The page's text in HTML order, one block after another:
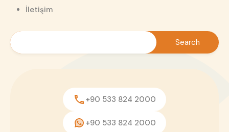
İletişim
+90 533 824 2000
+90 533 824 2000